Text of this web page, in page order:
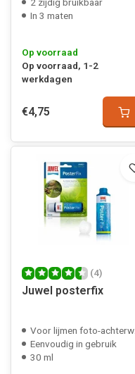
In 3 maten
Op voorraad
Op voorraad, 1-2
werkdagen
€4,75
(4)
Juwel posterfix
Voor lijmen foto-achterwanden
Eenvoudig in gebruik
30 ml